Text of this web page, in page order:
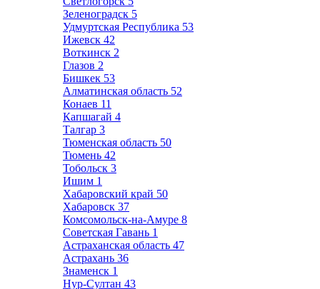
Зеленоградск 5
Удмуртская Республика 53
Ижевск 42
Воткинск 2
Глазов 2
Бишкек 53
Алматинская область 52
Конаев 11
Капшагай 4
Талгар 3
Тюменская область 50
Тюмень 42
Тобольск 3
Ишим 1
Хабаровский край 50
Хабаровск 37
Комсомольск-на-Амуре 8
Советская Гавань 1
Астраханская область 47
Астрахань 36
Знаменск 1
Нур-Султан 43